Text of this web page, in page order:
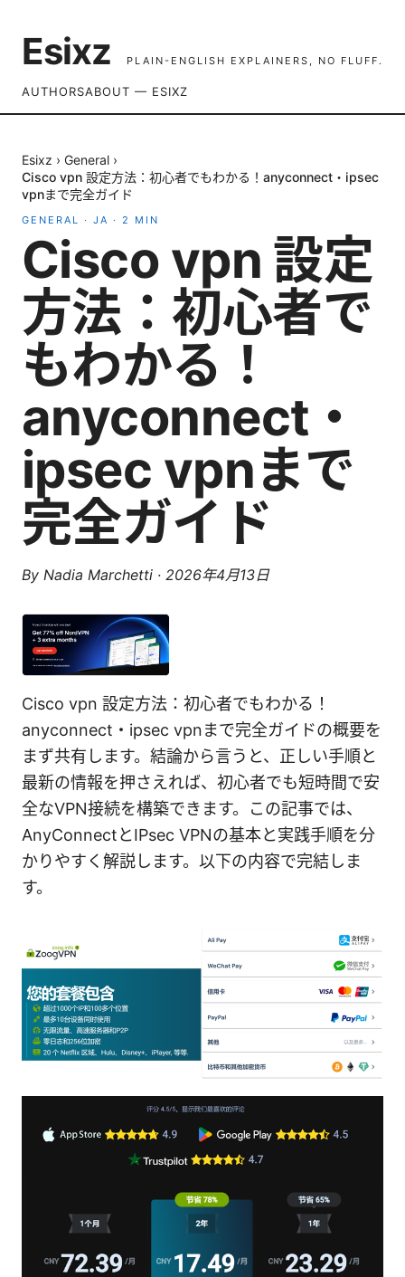
Esixz PLAIN-ENGLISH EXPLAINERS, NO FLUFF.
AUTHORSABOUT — ESIXZ
Esixz › General ›
Cisco vpn 設定方法：初心者でもわかる！anyconnect・ipsec
vpnまで完全ガイド
GENERAL · JA · 2 MIN
Cisco vpn 設定
方法：初心者で
もわかる！
anyconnect・
ipsec vpnまで
完全ガイド
By Nadia Marchetti · 2026年4月13日
Cisco vpn 設定方法：初心者でもわかる！
anyconnect・ipsec vpnまで完全ガイドの概要を
まず共有します。結論から言うと、正しい手順と
最新の情報を押さえれば、初心者でも短時間で安
全なVPN接続を構築できます。この記事では、
AnyConnectとIPsec VPNの基本と実践手順を分
かりやすく解説します。以下の内容で完結しま
す。